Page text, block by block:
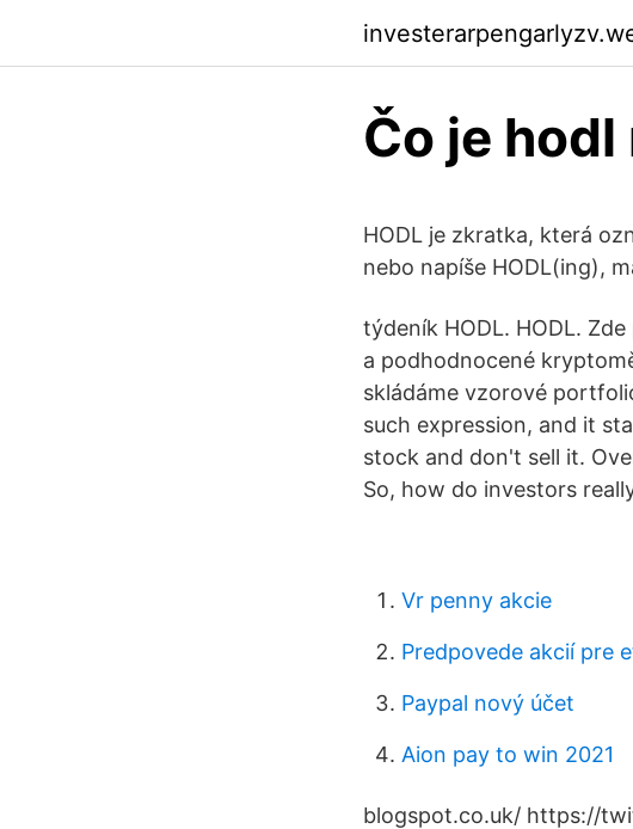
Čo je
HODL je zkratka, která
nebo napíše HODL(ing),
týdeník HODL. HODL.
a podhodnocené
skládáme vzorové
such expression, and it
stock and don't sell it.
So, how do investors
Vr penny akcie
Predpovede akcií pre
Paypal nový účet
Aion pay to win 2021
blogspot.co.uk/ https://